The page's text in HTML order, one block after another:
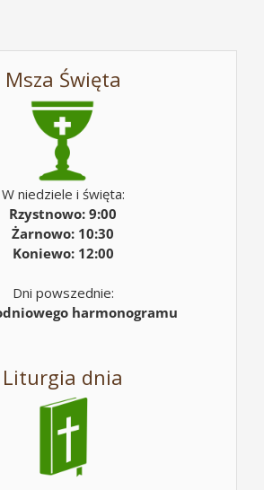
Msza Święta
W niedziele i święta:
Rzystnowo: 9:00
Żarnowo: 10:30
Koniewo: 12:00
Dni powszednie:
harmonogramu
Liturgia dnia